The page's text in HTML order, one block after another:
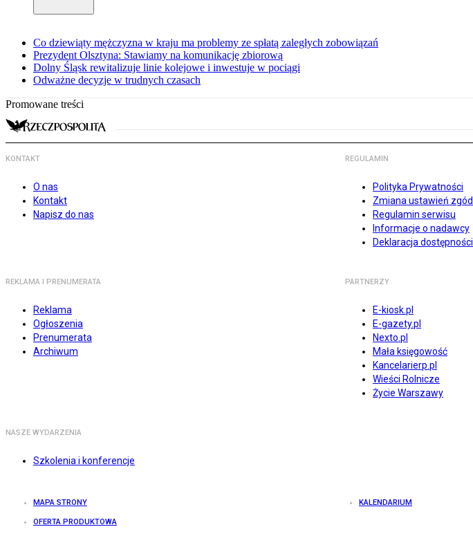
Co dziewiąty mężczyzna w kraju ma problemy ze spłatą zaległych zobowiązań
Prezydent Olsztyna: Stawiamy na komunikację zbiorową
Dolny Śląsk rewitalizuje linie kolejowe i inwestuje w pociągi
Odważne decyzje w trudnych czasach
Promowane treści
KONTAKT
O nas
Kontakt
Napisz do nas
REGULAMIN
Polityka Prywatności
Zmiana ustawień zgód
Regulamin serwisu
Informacje o nadawcy
Deklaracja dostępności
REKLAMA I PRENUMERATA
Reklama
Ogłoszenia
Prenumerata
Archiwum
PARTNERZY
E-kiosk.pl
E-gazety.pl
Nexto.pl
Mała księgowość
Kancelarierp.pl
Wieści Rolnicze
Życie Warszawy
NASZE WYDARZENIA
Szkolenia i konferencje
MAPA STRONY KALENDARIUM
OFERTA PRODUKTOWA